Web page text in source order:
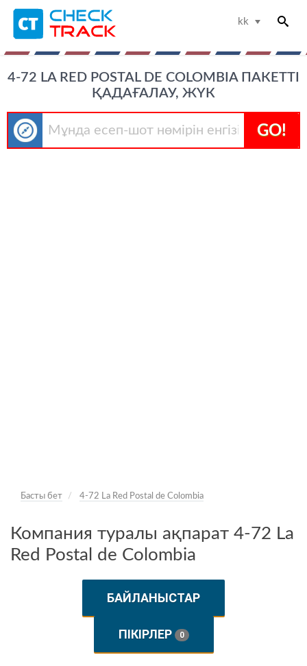
kk
4-72 LA RED POSTAL DE COLOMBIA ПАКЕТТІ
ҚАДАҒАЛАУ, ЖҮК
GO!
Басты бет 4-72 La Red Postal de Colombia
Компания туралы ақпарат 4-72 La
Red Postal de Colombia
БАЙЛАНЫСТАР
ПІКІРЛЕР 0